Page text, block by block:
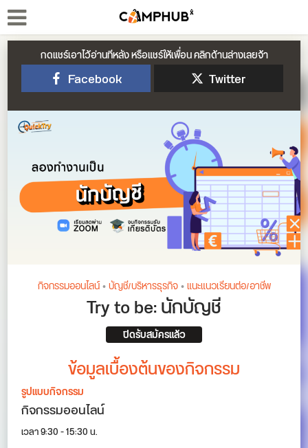
กดแชร์เอาไว้อ่านทีหลัง หรือแชร์ให้เพื่อน คลิกด้านล่างเลยจ้า
Facebook Twitter
กิจกรรมออนไลน์•บัญชี/บริหารธุรกิจ•แนะแนวเรียนต่อ/อาชีพ
Try to be: นักบัญชี
ปิดรับสมัครแล้ว
ข้อมูลเบื้องต้นของกิจกรรม
รูปแบบกิจกรรม
กิจกรรมออนไลน์
เวลา 9:30 - 15:30 น.